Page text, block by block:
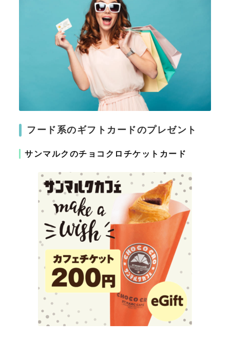
フード系のギフトカードのプレゼント
サンマルクのチョコクロチケットカード